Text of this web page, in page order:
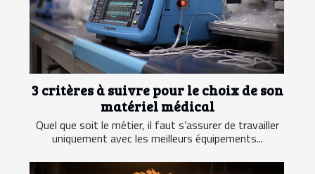
3 critères à suivre pour le choix de son
matériel médical
Quel que soit le métier, il faut s’assurer de travailler
uniquement avec les meilleurs équipements...